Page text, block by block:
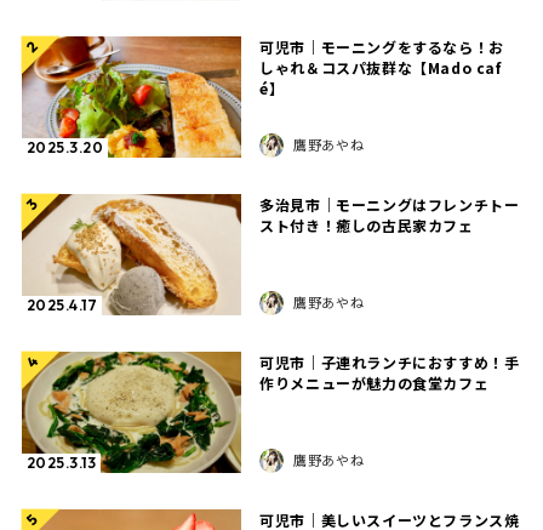
2
2025.3.20
可児市｜モーニングをするなら！お
しゃれ＆コスパ抜群な【Mado caf
é】
鷹野あやね
3
2025.4.17
多治見市｜モーニングはフレンチトー
スト付き！癒しの古民家カフェ
鷹野あやね
4
2025.3.13
可児市｜子連れランチにおすすめ！手
作りメニューが魅力の食堂カフェ
鷹野あやね
5
可児市｜美しいスイーツとフランス焼